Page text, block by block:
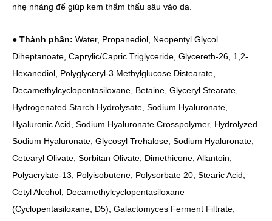
nhẹ nhàng để giúp kem thẩm thấu sâu vào da.
● Thành phần: Water, Propanediol, Neopentyl Glycol
Diheptanoate, Caprylic/Capric Triglyceride, Glycereth-26, 1,2-
Hexanediol, Polyglyceryl-3 Methylglucose Distearate,
Decamethylcyclopentasiloxane, Betaine, Glyceryl Stearate,
Hydrogenated Starch Hydrolysate, Sodium Hyaluronate,
Hyaluronic Acid, Sodium Hyaluronate Crosspolymer, Hydrolyzed
Sodium Hyaluronate, Glycosyl Trehalose, Sodium Hyaluronate,
Cetearyl Olivate, Sorbitan Olivate, Dimethicone, Allantoin,
Polyacrylate-13, Polyisobutene, Polysorbate 20, Stearic Acid,
Cetyl Alcohol, Decamethylcyclopentasiloxane
(Cyclopentasiloxane, D5), Galactomyces Ferment Filtrate,